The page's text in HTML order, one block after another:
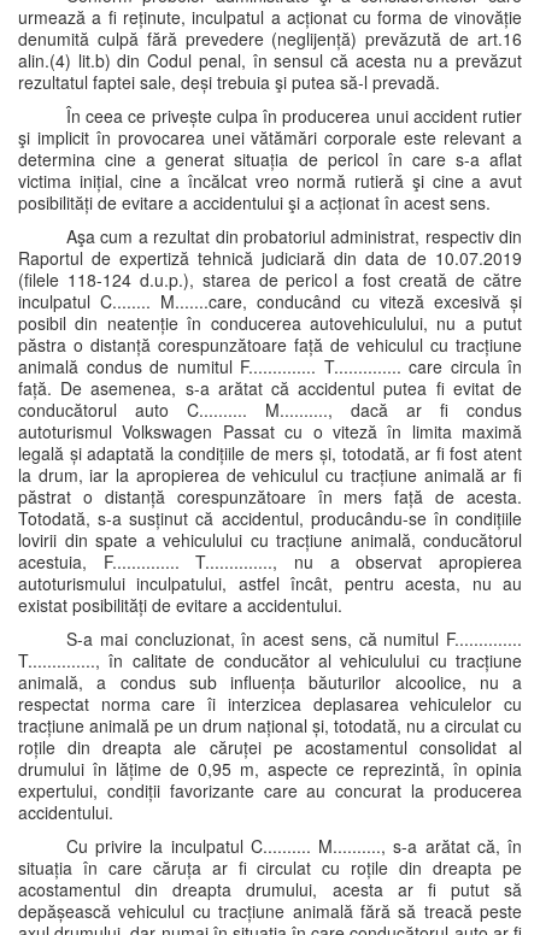
urmează a fi reținute, inculpatul a acționat cu forma de vinovăție
denumită culpă fără prevedere (neglijență) prevăzută de art.16
alin.(4) lit.b) din Codul penal, în sensul că acesta nu a prevăzut
rezultatul faptei sale, deși trebuia şi putea să-l prevadă.
În ceea ce privește culpa în producerea unui accident rutier
şi implicit în provocarea unei vătămări corporale este relevant a
determina cine a generat situația de pericol în care s-a aflat
victima inițial, cine a încălcat vreo normă rutieră şi cine a avut
posibilități de evitare a accidentului şi a acționat în acest sens.
Aşa cum a rezultat din probatoriul administrat, respectiv din
Raportul de expertiză tehnică judiciară din data de 10.07.2019
(filele 118-124 d.u.p.), starea de pericol a fost creată de către
inculpatul C........ M.......care, conducând cu viteză excesivă și
posibil din neatenție în conducerea autovehiculului, nu a putut
păstra o distanță corespunzătoare față de vehiculul cu tracțiune
animală condus de numitul F.............. T.............. care circula în
față. De asemenea, s-a arătat că accidentul putea fi evitat de
conducătorul auto C.......... M.........., dacă ar fi condus
autoturismul Volkswagen Passat cu o viteză în limita maximă
legală și adaptată la condițiile de mers și, totodată, ar fi fost atent
la drum, iar la apropierea de vehiculul cu tracțiune animală ar fi
păstrat o distanță corespunzătoare în mers față de acesta.
Totodată, s-a susținut că accidentul, producându-se în condițiile
lovirii din spate a vehiculului cu tracțiune animală, conducătorul
acestuia, F.............. T.............., nu a observat apropierea
autoturismului inculpatului, astfel încât, pentru acesta, nu au
existat posibilități de evitare a accidentului.
S-a mai concluzionat, în acest sens, că numitul F..............
T.............., în calitate de conducător al vehiculului cu tracțiune
animală, a condus sub influența băuturilor alcoolice, nu a
respectat norma care îi interzicea deplasarea vehiculelor cu
tracțiune animală pe un drum național și, totodată, nu a circulat cu
roțile din dreapta ale căruței pe acostamentul consolidat al
drumului în lățime de 0,95 m, aspecte ce reprezintă, în opinia
expertului, condiții favorizante care au concurat la producerea
accidentului.
Cu privire la inculpatul C.......... M.........., s-a arătat că, în
situația în care căruța ar fi circulat cu roțile din dreapta pe
acostamentul din dreapta drumului, acesta ar fi putut să
depășească vehiculul cu tracțiune animală fără să treacă peste